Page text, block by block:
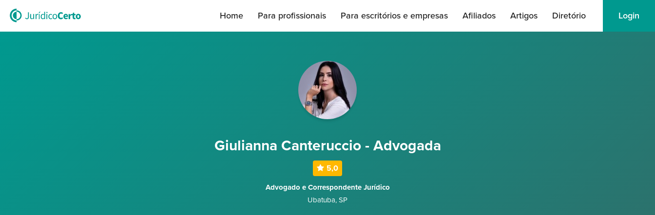
Home Para profissionais Para escritórios e empresas Afiliados Artigos Diretório Login
Giulianna Canteruccio - Advogada
5,0
Advogado e Correspondente Jurídico
Ubatuba, SP